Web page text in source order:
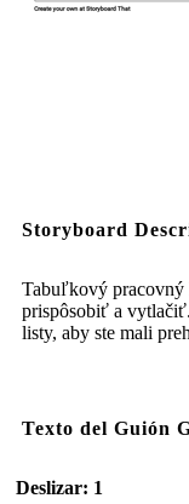
Storyboard
Tabuľkový pracovný
prispôsobiť a
listy, aby ste mali
Texto del Guión
Deslizar: 1